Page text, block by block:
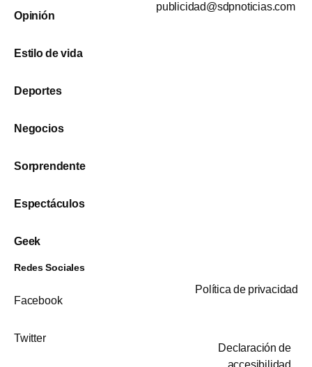
Opinión
Estilo de vida
Deportes
Negocios
Sorprendente
Espectáculos
Geek
publicidad@sdpnoticias.com
Redes Sociales
Facebook
Twitter
Política de privacidad
Declaración de